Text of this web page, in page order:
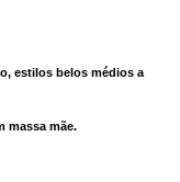
estilos belos médios a
massa mãe.